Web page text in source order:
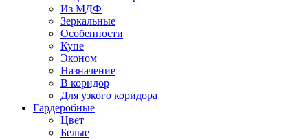
Из МДФ
Зеркальные
Особенности
Купе
Эконом
Назначение
В коридор
Для узкого коридора
Гардеробные
Цвет
Белые